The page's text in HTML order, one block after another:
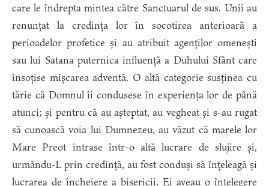
care le îndrepta mintea către Sanctuarul de sus. Unii au
renunțat la credința lor în socotirea anterioară a
perioadelor profetice și au atribuit agenților omenești
sau lui Satana puternica influență a Duhului Sfânt care
însoțise mișcarea adventă. O altă categorie susținea cu
tărie că Domnul îi condusese în experiența lor de până
atunci; și pentru că au așteptat, au vegheat și s-au rugat
să cunoască voia lui Dumnezeu, au văzut că marele lor
Mare Preot intrase într-o altă lucrare de slujire și,
urmându-L prin credință, au fost conduși să înțeleagă și
lucrarea de încheiere a bisericii. Ei aveau o înțelegere